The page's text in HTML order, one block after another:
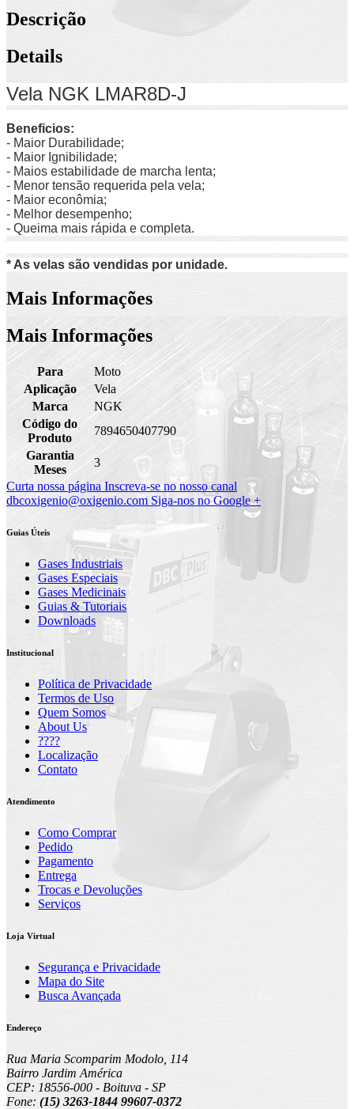
Descrição
Details
Vela NGK LMAR8D-J
Beneficios:
- Maior Durabilidade;
- Maior Ignibilidade;
- Maios estabilidade de marcha lenta;
- Menor tensão requerida pela vela;
- Maior econômia;
- Melhor desempenho;
- Queima mais rápida e completa.
* As velas são vendidas por unidade.
Mais Informações
Mais Informações
Para
Moto
Aplicação
Vela
Marca
NGK
Código do
Produto
7894650407790
Garantia
Meses
3
Curta nossa página Inscreva-se no nosso canal
dbcoxigenio@oxigenio.com Siga-nos no Google +
Guias Úteis
Gases Industriais
Gases Especiais
Gases Medicinais
Guias & Tutoriais
Downloads
Institucional
Política de Privacidade
Termos de Uso
Quem Somos
About Us
????
Localização
Contato
Atendimento
Como Comprar
Pedido
Pagamento
Entrega
Trocas e Devoluções
Serviços
Loja Virtual
Segurança e Privacidade
Mapa do Site
Busca Avançada
Endereço
Rua Maria Scomparim Modolo, 114
Bairro Jardim América
CEP: 18556-000 - Boituva - SP
Fone: (15) 3263-1844 99607-0372